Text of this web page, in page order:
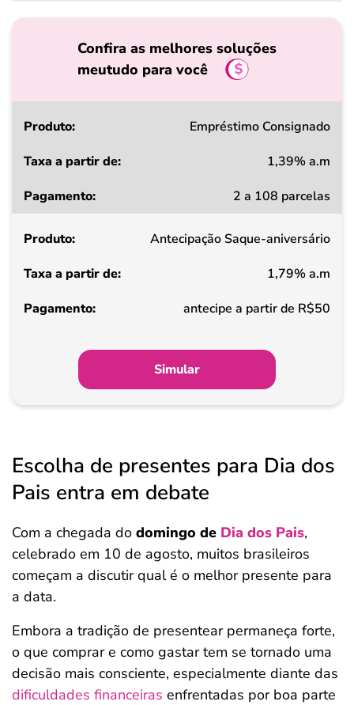
Confira as melhores soluções
meutudo para você
Produto
a
de
Pagamento
Empréstimo Consignado
1,39% a.m
2 a 108 parcelas
Antecipação Saque-aniversário
1,79% a.m
antecipe a partir de R$50
Simular
Escolha de presentes para Dia dos
Pais entra em debate
Com a chegada do domingo de Dia dos Pais,
celebrado em 10 de agosto, muitos brasileiros
começam a discutir qual é o melhor presente para
a data.
Embora a tradição de presentear permaneça forte,
o que comprar e como gastar tem se tornado uma
decisão mais consciente, especialmente diante das
dificuldades financeiras enfrentadas por boa parte